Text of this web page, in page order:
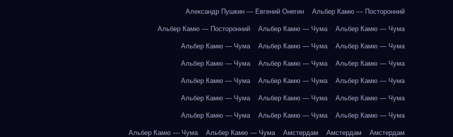
Александр Пушкин — Евгений Онегин Альбер Камю — Посторонний
Альбер Камю — Посторонний Альбер Камю — Чума Альбер Камю — Чума
Альбер Камю — Чума Альбер Камю — Чума Альбер Камю — Чума
Альбер Камю — Чума Альбер Камю — Чума Альбер Камю — Чума
Альбер Камю — Чума Альбер Камю — Чума Альбер Камю — Чума
Альбер Камю — Чума Альбер Камю — Чума Альбер Камю — Чума
Альбер Камю — Чума Альбер Камю — Чума Альбер Камю — Чума
Альбер Камю — Чума Альбер Камю — Чума Амстердам Амстердам Амстердам